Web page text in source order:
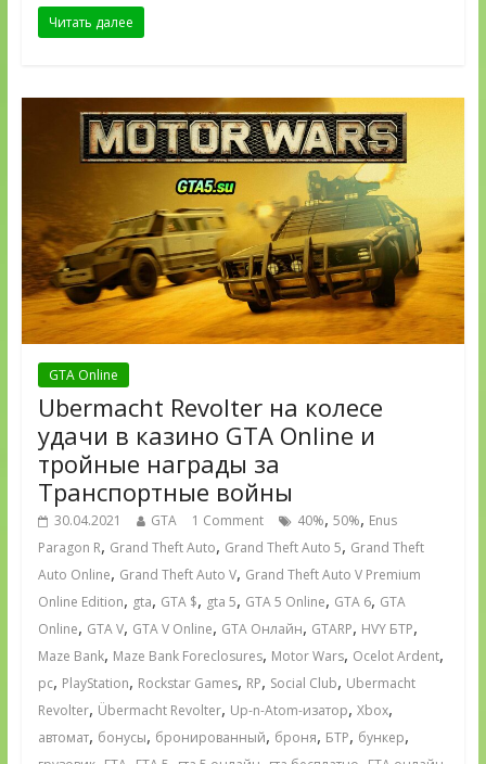
Читать далее
GTA Online
Ubermacht Revolter на колесе
удачи в казино GTA Online и
тройные награды за
Транспортные войны
30.04.2021 GTA 1 Comment 40%, 50%, Enus
Paragon R, Grand Theft Auto, Grand Theft Auto 5, Grand Theft
Auto Online, Grand Theft Auto V, Grand Theft Auto V Premium
Online Edition, gta, GTA $, gta 5, GTA 5 Online, GTA 6, GTA
Online, GTA V, GTA V Online, GTA Онлайн, GTARP, HVY БТР,
Maze Bank, Maze Bank Foreclosures, Motor Wars, Ocelot Ardent,
pc, PlayStation, Rockstar Games, RP, Social Club, Ubermacht
Revolter, Übermacht Revolter, Up-n-Atom-изатор, Xbox,
автомат, бонусы, бронированный, броня, БТР, бункер,